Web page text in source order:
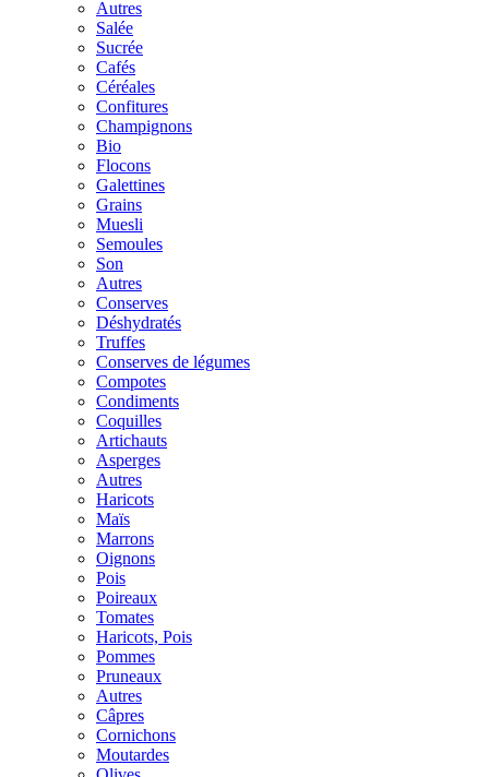
Autres
Salée
Sucrée
Cafés
Céréales
Confitures
Champignons
Bio
Flocons
Galettines
Grains
Muesli
Semoules
Son
Autres
Conserves
Déshydratés
Truffes
Conserves de légumes
Compotes
Condiments
Coquilles
Artichauts
Asperges
Autres
Haricots
Maïs
Marrons
Oignons
Pois
Poireaux
Tomates
Haricots, Pois
Pommes
Pruneaux
Autres
Câpres
Cornichons
Moutardes